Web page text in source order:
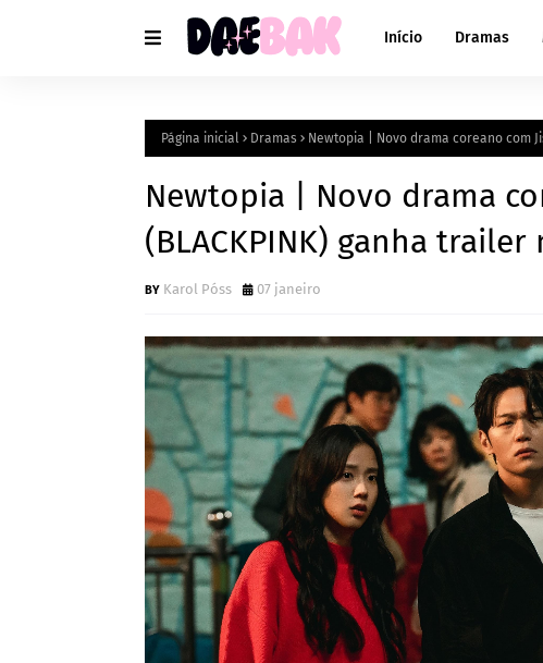
Início Dramas
Página inicial Dramas Newtopia | Novo drama coreano com
Newtopia | Novo drama
(BLACKPINK) ganha
Karol Póss 07 janeiro